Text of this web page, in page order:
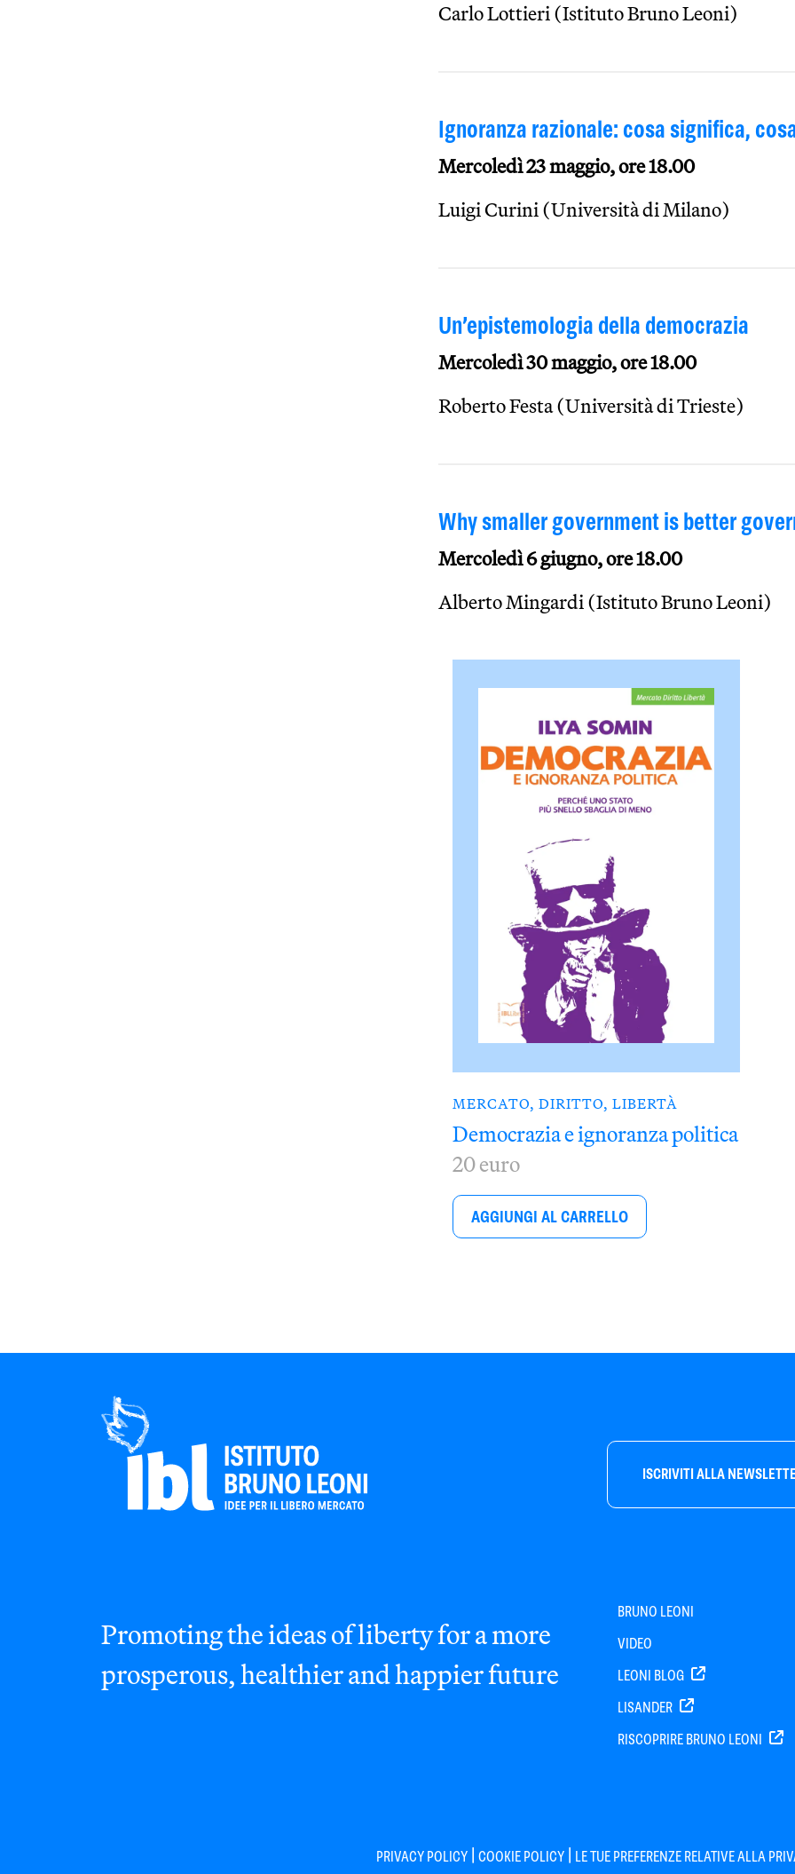
Carlo Lottieri (Istituto Bruno Leoni)
Ignoranza razionale: cosa significa,
Mercoledì 23 maggio, ore 18.00
Luigi Curini (Università di Milano)
Un’epistemologia della democrazia
Mercoledì 30 maggio, ore 18.00
Roberto Festa (Università di Trieste)
Why smaller government is better
Mercoledì 6 giugno, ore 18.00
Alberto Mingardi (Istituto Bruno Leoni)
MERCATO, DIRITTO, LIBERTÀ
Democrazia e ignoranza politica
20 euro
AGGIUNGI AL CARRELLO
ISCRIVITI ALLA
Promoting the ideas of liberty for a more
prosperous, healthier and happier future
BRUNO LEONI
VIDEO
LEONI BLOG
LISANDER
RISCOPRIRE BRUNO LEONI
PRIVACY POLICY | COOKIE POLICY | LE TUE PREFERENZE RELATIVE ALLA